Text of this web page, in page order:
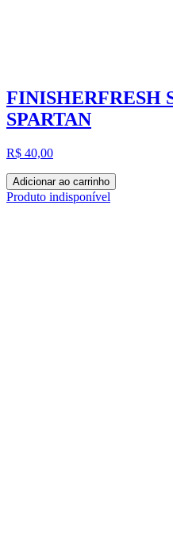
FINISHERFRESH
SPARTAN
R$ 40,00
Adicionar ao carrinho
Produto indisponível